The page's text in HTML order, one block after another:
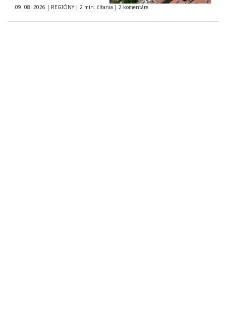
09. 08. 2026 | REGIÓNY | 2 min. čítania | 2 komentáre